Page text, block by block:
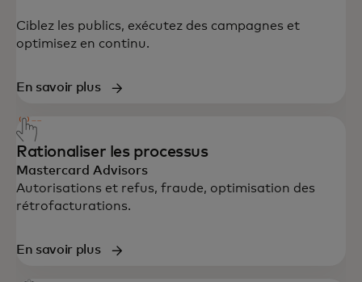
Ciblez les publics, exécutez des campagnes et
optimisez en continu.
En savoir plus
Rationaliser les processus
Mastercard Advisors
Autorisations et refus, fraude, optimisation des
rétrofacturations.
En savoir plus